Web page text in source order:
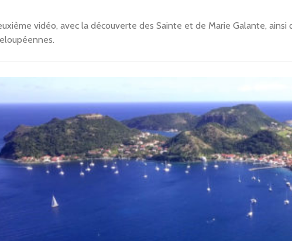
vidéo, avec la découverte des Sainte et de Marie Galante,